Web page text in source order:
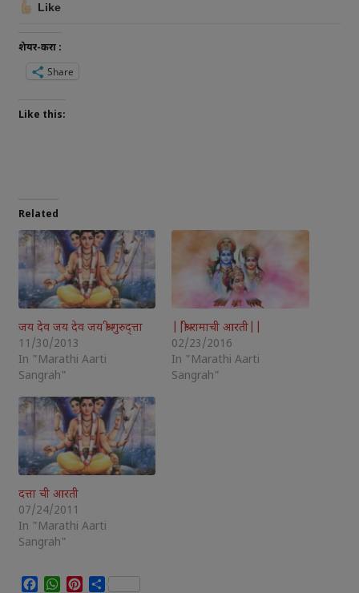
Like
शेयर-करा :
Share
Like this:
Related
जय देव जय देव जय श्री गुरुद्त्ता
11/30/2013
In "Marathi Aarti
Sangrah"
||श्री रामाची आरती||
02/23/2016
In "Marathi Aarti
Sangrah"
दत्ता ची आरती
07/24/2011
In "Marathi Aarti
Sangrah"
Facebook
WhatsApp
Pinterest
Share